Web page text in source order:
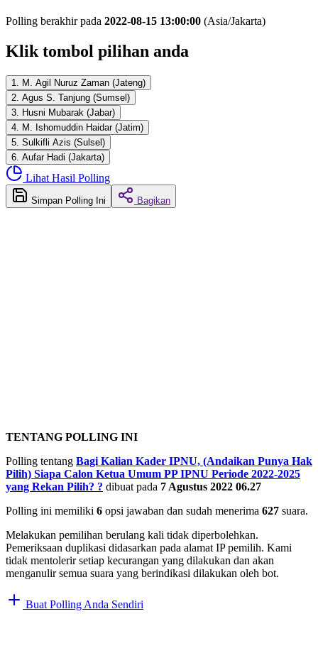
Polling berakhir pada 2022-08-15 13:00:00 (Asia/Jakarta)
Klik tombol pilihan anda
1. M. Agil Nuruz Zaman (Jateng)
2. Agus S. Tanjung (Sumsel)
3. Husni Mubarak (Jabar)
4. M. Ishomuddin Haidar (Jatim)
5. Sulkifli Azis (Sulsel)
6. Aufar Hadi (Jakarta)
Lihat Hasil Polling
Simpan Polling Ini Bagikan
TENTANG POLLING INI
Polling tentang Bagi Kalian Kader IPNU, (Andaikan Punya Hak
Pilih) Siapa Calon Ketua Umum PP IPNU Periode 2022-2025
yang Rekan Pilih? ? dibuat pada 7 Agustus 2022 06.27
Polling ini memiliki 6 opsi jawaban dan sudah menerima 627 suara.
Melakukan pemilihan berulang kali tidak diperbolehkan.
Pemeriksaan duplikasi didasarkan pada alamat IP pemilih. Kami
tidak mentolerir setiap kecurangan yang dilakukan dan akan
menganulir semua suara yang berindikasi dilakukan oleh bot.
Buat Polling Anda Sendiri